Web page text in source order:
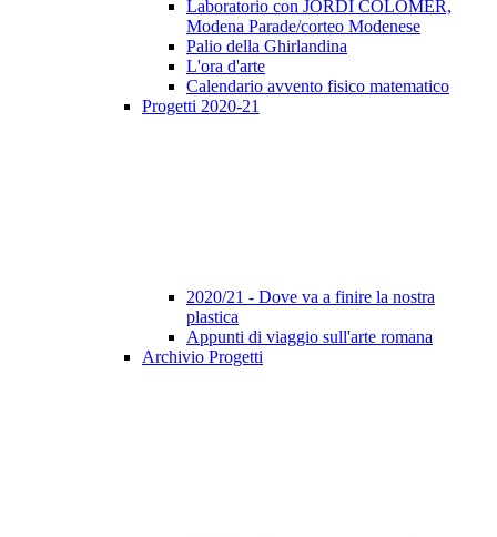
Laboratorio con JORDI COLOMER,
Modena Parade/corteo Modenese
Palio della Ghirlandina
L'ora d'arte
Calendario avvento fisico matematico
Progetti 2020-21
2020/21 - Dove va a finire la nostra
plastica
Appunti di viaggio sull'arte romana
Archivio Progetti